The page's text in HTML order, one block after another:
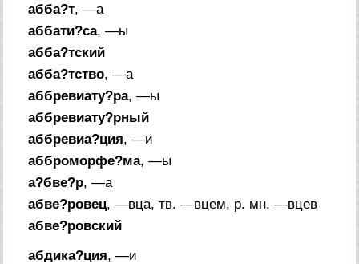
абба?т, —а
аббати?са, —ы
абба?тский
абба?тство, —а
аббревиату?ра, —ы
аббревиату?рный
аббревиа?ция, —и
абброморфе?ма, —ы
а?бве?р, —а
абве?ровец, —вца,тв. —вцем, р. мн. —вцев
абве?ровский
абдика?ция, —и